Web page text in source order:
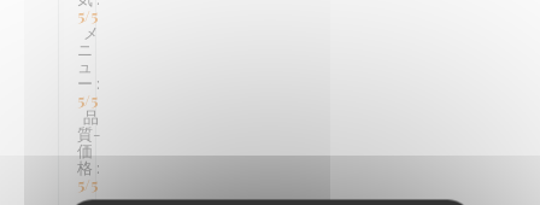
5/5
メ
ニ
ュ
ー :
5/5
品
質-
価
格 :
5/5